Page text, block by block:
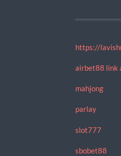
https://
airbet88 link
mahjong
parlay
slot777
sbobet88